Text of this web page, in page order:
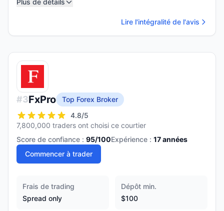
Plus de détails
Lire l'intégralité de l'avis
#3FxPro
Top Forex Broker
4.8/5
7,800,000 traders ont choisi ce courtier
Score de confiance : 95/100Expérience : 17années
Commencer à trader
Frais de trading
Spread only
Dépôt min.
$100